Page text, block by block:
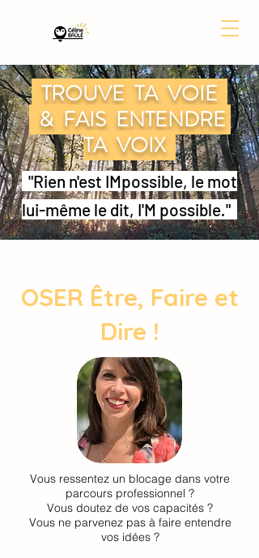
TROUVE TA VOIE
& FAIS ENTENDRE
TA VOIX
"Rien n'est IMpossible, le mot
lui-même le dit, I'M possible."
OSER Être, Faire et
Dire !
Vous ressentez un blocage dans votre
parcours professionnel ?
Vous doutez de vos capacités ?
Vous ne parvenez pas à faire entendre
vos idées ?